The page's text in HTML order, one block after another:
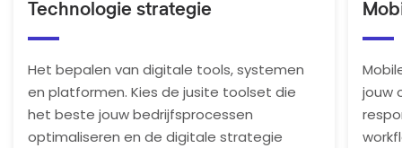
Technologie strategie
Het bepalen van digitale tools, systemen
en platformen. Kies de jusite toolset die
het beste jouw bedrijfsprocessen
optimaliseren en de digitale strategie
jouw